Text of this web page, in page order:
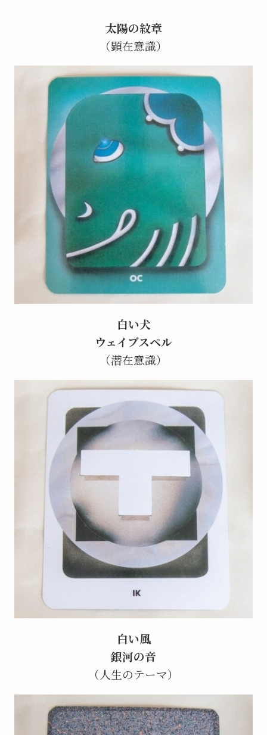
太陽の紋章
（顕在意識）
白い犬
ウェイブスペル
（潜在意識）
白い風
銀河の音
（人生のテーマ）